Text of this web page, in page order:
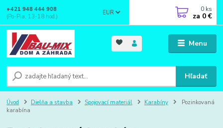
Menu
EUR
Hľadať
+421 948 444 908
(Po-Pia, 13-18 hod.)
0 ks
za 0 €
Úvod Dielňa a stavba Spojovací materiál Karabíny
Pozinkovaná
karabína